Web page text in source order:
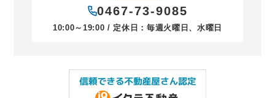
0467-73-9085
10:00～19:00 / 定休日：毎週火曜日、水曜日